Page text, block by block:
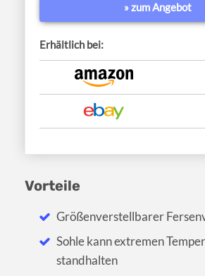
» zum Angebot
Erhältlich bei:
Vorteile
Größenverstellbarer
Sohle kann extremen
standhalten